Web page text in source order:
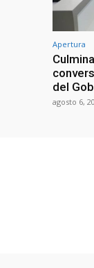
Apertura
del
agosto 6,